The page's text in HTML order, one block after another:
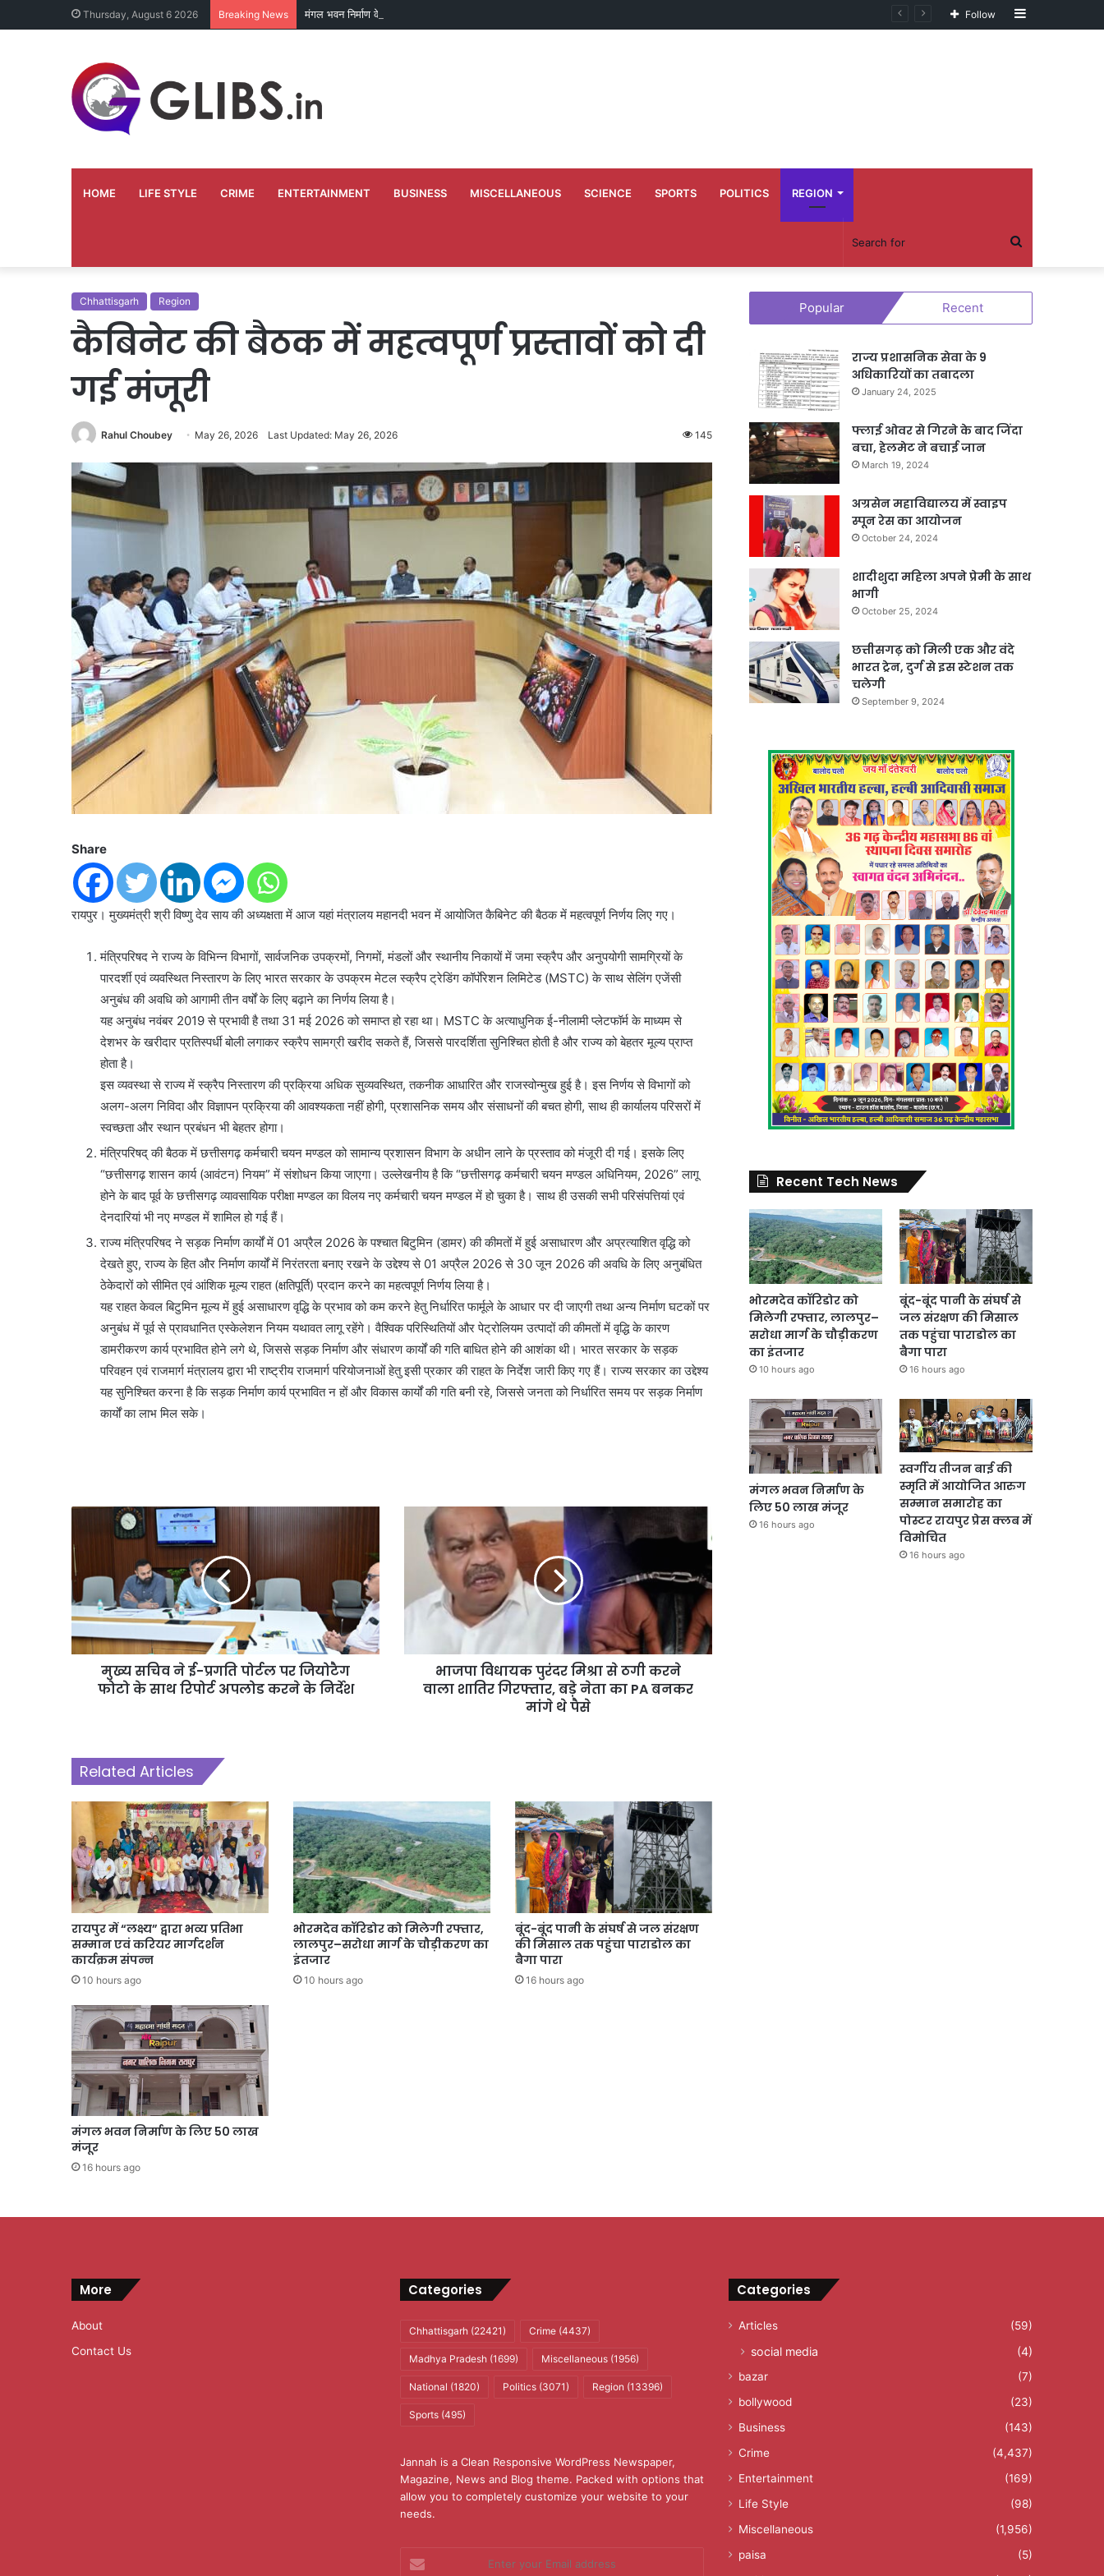
Thursday, August 6 2026 Breaking News मंगल भवन निर्माण के लिए 50 लाख मंजूर Sidebar
Follow
HOME LIFE STYLE CRIME ENTERTAINMENT BUSINESS MISCELLANEOUS SCIENCE SPORTS POLITICS REGION
Search
for
Chhattisgarh Region
कैबिनेट की बैठक में महत्वपूर्ण प्रस्तावों को दी
गई मंजूरी
Rahul Choubey May 26, 2026 Last Updated: May 26, 2026 145
Share
रायपुर। मुख्यमंत्री श्री विष्णु देव साय की अध्यक्षता में आज यहां मंत्रालय महानदी भवन में आयोजित कैबिनेट की बैठक में महत्वपूर्ण निर्णय लिए गए।
मंत्रिपरिषद ने राज्य के विभिन्न विभागों, सार्वजनिक उपक्रमों, निगमों, मंडलों और स्थानीय निकायों में जमा स्क्रैप और अनुपयोगी सामग्रियों के
पारदर्शी एवं व्यवस्थित निस्तारण के लिए भारत सरकार के उपक्रम मेटल स्क्रैप ट्रेडिंग कॉर्पाेरेशन लिमिटेड (MSTC) के साथ सेलिंग एजेंसी
अनुबंध की अवधि को आगामी तीन वर्षों के लिए बढ़ाने का निर्णय लिया है।
यह अनुबंध नवंबर 2019 से प्रभावी है तथा 31 मई 2026 को समाप्त हो रहा था। MSTC के अत्याधुनिक ई-नीलामी प्लेटफॉर्म के माध्यम से
देशभर के खरीदार प्रतिस्पर्धी बोली लगाकर स्क्रैप सामग्री खरीद सकते हैं, जिससे पारदर्शिता सुनिश्चित होती है और राज्य को बेहतर मूल्य प्राप्त
होता है।
इस व्यवस्था से राज्य में स्क्रैप निस्तारण की प्रक्रिया अधिक सुव्यवस्थित, तकनीक आधारित और राजस्वोन्मुख हुई है। इस निर्णय से विभागों को
अलग-अलग निविदा और विज्ञापन प्रक्रिया की आवश्यकता नहीं होगी, प्रशासनिक समय और संसाधनों की बचत होगी, साथ ही कार्यालय परिसरों में
स्वच्छता और स्थान प्रबंधन भी बेहतर होगा।
मंत्रिपरिषद् की बैठक में छत्तीसगढ़ कर्मचारी चयन मण्डल को सामान्य प्रशासन विभाग के अधीन लाने के प्रस्ताव को मंजूरी दी गई। इसके लिए
“छत्तीसगढ़ शासन कार्य (आवंटन) नियम” में संशोधन किया जाएगा। उल्लेखनीय है कि “छत्तीसगढ़ कर्मचारी चयन मण्डल अधिनियम, 2026” लागू
होने के बाद पूर्व के छत्तीसगढ़ व्यावसायिक परीक्षा मण्डल का विलय नए कर्मचारी चयन मण्डल में हो चुका है। साथ ही उसकी सभी परिसंपत्तियां एवं
देनदारियां भी नए मण्डल में शामिल हो गई हैं।
राज्य मंत्रिपरिषद ने सड़क निर्माण कार्यों में 01 अप्रैल 2026 के पश्चात बिटुमिन (डामर) की कीमतों में हुई असाधारण और अप्रत्याशित वृद्धि को
देखते हुए, राज्य के हित और निर्माण कार्यों में निरंतरता बनाए रखने के उद्देश्य से 01 अप्रैल 2026 से 30 जून 2026 की अवधि के लिए अनुबंधित
ठेकेदारों को सीमित एवं आंशिक मूल्य राहत (क्षतिपूर्ति) प्रदान करने का महत्वपूर्ण निर्णय लिया है।
यह राहत केवल बिटुमिन मूल्य में हुई असाधारण वृद्धि के प्रभाव को कम करने हेतु निर्धारित फार्मूले के आधार पर दी जाएगी तथा अन्य निर्माण घटकों पर
अनुबंध में पूर्व से प्रावधानित एस्केलेशन नियम यथावत लागू रहेंगे। वैश्विक परिस्थितियों और पेट्रोलियम उत्पादों की कीमतों में वृद्धि के कारण
डामरीकरण कार्य प्रभावित होने लगे थे, जिससे सड़क निर्माण और संधारण कार्यों की गति बाधित होने की आशंका थी। भारत सरकार के सड़क
परिवहन एवं राजमार्ग मंत्रालय द्वारा भी राष्ट्रीय राजमार्ग परियोजनाओं हेतु इसी प्रकार की राहत के निर्देश जारी किए गए हैं। राज्य सरकार का उद्देश्य
यह सुनिश्चित करना है कि सड़क निर्माण कार्य प्रभावित न हों और विकास कार्यों की गति बनी रहे, जिससे जनता को निर्धारित समय पर सड़क निर्माण
कार्यों का लाभ मिल सके।
मुख्य सचिव ने ई-प्रगति पोर्टल पर जियोटैग
फोटो के साथ रिपोर्ट अपलोड करने के निर्देश
भाजपा विधायक पुरंदर मिश्रा से ठगी करने
वाला शातिर गिरफ्तार, बड़े नेता का PA बनकर
मांगे थे पैसे
Related Articles
रायपुर में “लक्ष्य” द्वारा भव्य प्रतिभा
सम्मान एवं करियर मार्गदर्शन
कार्यक्रम संपन्न
10 hours ago
भोरमदेव कॉरिडोर को मिलेगी रफ्तार,
लालपुर–सरोधा मार्ग के चौड़ीकरण का
इंतजार
10 hours ago
बूंद-बूंद पानी के संघर्ष से जल संरक्षण
की मिसाल तक पहुंचा पाराडोल का
बैगा पारा
16 hours ago
मंगल भवन निर्माण के लिए 50 लाख
मंजूर
16 hours ago
Popular Recent
राज्य प्रशासनिक सेवा के 9
अधिकारियों का तबादला
January 24, 2025
फ्लाई ओवर से गिरने के बाद जिंदा
बचा, हेलमेट ने बचाई जान
March 19, 2024
अग्रसेन महाविद्यालय में स्वाइप
स्पून रेस का आयोजन
October 24, 2024
शादीशुदा महिला अपने प्रेमी के साथ
भागी
October 25, 2024
छत्तीसगढ़ को मिली एक और वंदे
भारत ट्रेन, दुर्ग से इस स्टेशन तक
चलेगी
September 9, 2024
Recent Tech News
भोरमदेव कॉरिडोर को
मिलेगी रफ्तार, लालपुर–
सरोधा मार्ग के चौड़ीकरण
का इंतजार
10 hours ago
बूंद-बूंद पानी के संघर्ष से
जल संरक्षण की मिसाल
तक पहुंचा पाराडोल का
बैगा पारा
16 hours ago
मंगल भवन निर्माण के
लिए 50 लाख मंजूर
16 hours ago
स्वर्गीय तीजन बाई की
स्मृति में आयोजित आरुग
सम्मान समारोह का
पोस्टर रायपुर प्रेस क्लब में
विमोचित
16 hours ago
More
About
Contact Us
Categories
Chhattisgarh(22421) Crime(4437)
Madhya Pradesh(1699) Miscellaneous(1956)
National (1820) Politics(3071) Region (13396)
Sports(495)
Jannah is a Clean Responsive WordPress Newspaper,
Magazine, News and Blog theme. Packed with options that
allow you to completely customize your website to your
needs.
your
Categories
Articles (59)
social media (4)
bazar
(7)
bollywood
(23)
Business
(143)
Crime
(4,437)
Entertainment
(169)
Life Style
(98)
Miscellaneous
(1,956)
paisa
(5)